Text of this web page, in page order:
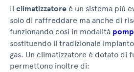
Il climatizzatore è un sistema più
solo di raffreddare ma anche di
funzionando così in modalità
sostituendo il tradizionale
gas. Un climatizzatore è dotato di
permettono inoltre di: